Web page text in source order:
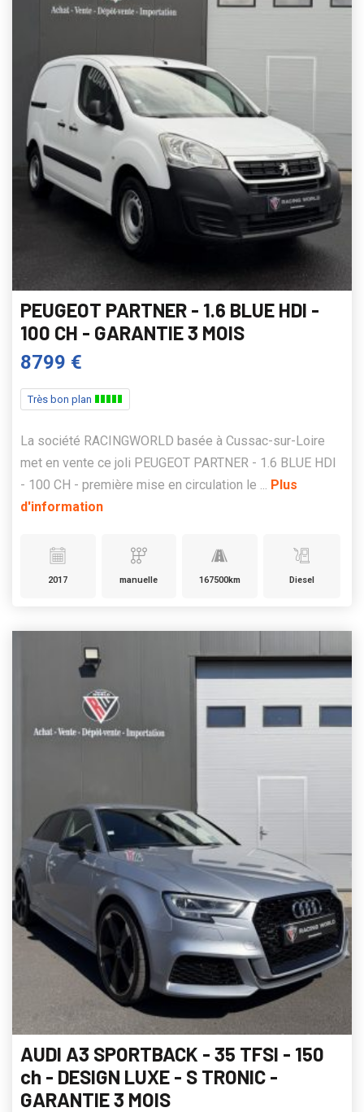
PEUGEOT PARTNER - 1.6 BLUE HDI -
100 CH - GARANTIE 3 MOIS
8799 €
Très bon plan
La société RACINGWORLD basée à Cussac-sur-Loire
met en vente ce joli PEUGEOT PARTNER - 1.6 BLUE HDI
- 100 CH - première mise en circulation le ... Plus
d'information
2017 manuelle 167500km Diesel
AUDI A3 SPORTBACK - 35 TFSI - 150
ch - DESIGN LUXE - S TRONIC -
GARANTIE 3 MOIS